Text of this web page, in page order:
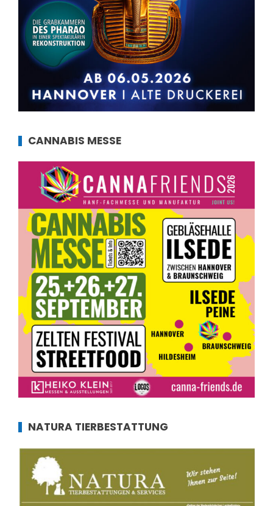
CANNABIS MESSE
NATURA TIERBESTATTUNG